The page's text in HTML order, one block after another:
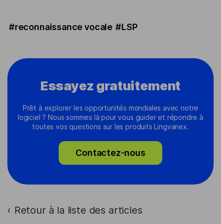
#reconnaissance vocale #LSP
Essayez gratuitement
Prêt à explorer les opportunités mondiales avec notre
logiciel ? Nous sommes là pour vous guider et répondre à
toutes vos questions sur les produits Lingvanex.
Contactez-nous
› Retour à la liste des articles